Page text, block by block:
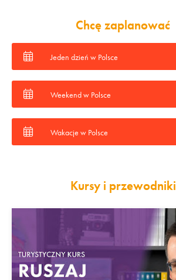
Chcę zaplanować
Jeden dzień w Polsce
Weekend w Polsce
Wakacje w Polsce
Kursy i przewodniki